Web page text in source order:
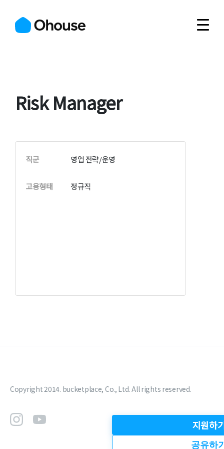
Risk Manager
직군 영업 전략/운영
고용형태 정규직
지원하
공유하
Copyright 2014. bucketplace, Co., Ltd. All rights reserved.